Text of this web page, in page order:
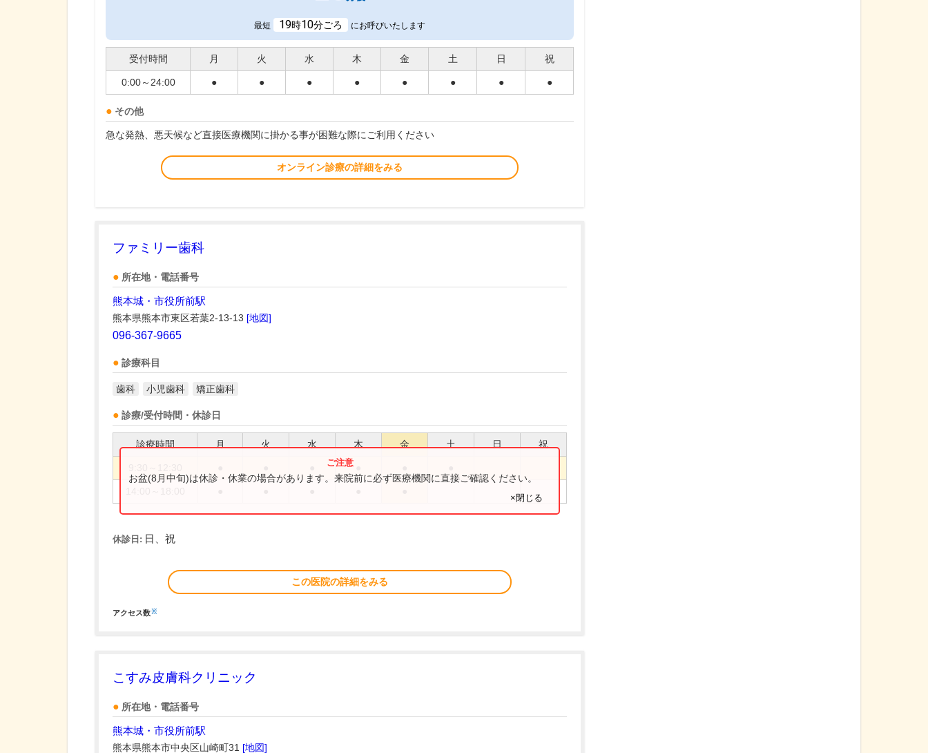
最短 19時10分ごろ にお呼びいたします
受付時間 月 火 水 木 金 土 日 祝
0:00～24:00 ● ● ● ● ● ● ● ●
その他
急な発熱、悪天候など直接医療機関に掛かる事が困難な際にご利用ください
オンライン診療の詳細をみる
ファミリー歯科
所在地・電話番号
熊本城・市役所前駅
熊本県熊本市東区若葉2-13-13 [地図]
096-367-9665
診療科目
歯科 小児歯科 矯正歯科
診療/受付時間・休診日
診療時間 月 火 水 木 金 土 日 祝
お盆(8月中旬)は休診・休業の場合があります。来院前に必ず医療機関に直接ご確認ください。
×閉じる
休診日: 日、祝
この医院の詳細をみる
アクセス数※
こすみ皮膚科クリニック
所在地・電話番号
熊本城・市役所前駅
熊本県熊本市中央区山崎町31 [地図]